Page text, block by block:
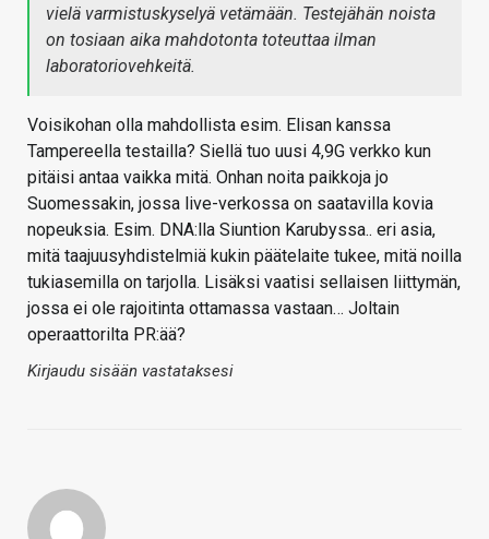
vielä varmistuskyselyä vetämään. Testejähän noista
on tosiaan aika mahdotonta toteuttaa ilman
laboratoriovehkeitä.
Voisikohan olla mahdollista esim. Elisan kanssa
Tampereella testailla? Siellä tuo uusi 4,9G verkko kun
pitäisi antaa vaikka mitä. Onhan noita paikkoja jo
Suomessakin, jossa live-verkossa on saatavilla kovia
nopeuksia. Esim. DNA:lla Siuntion Karubyssa.. eri asia,
mitä taajuusyhdistelmiä kukin päätelaite tukee, mitä noilla
tukiasemilla on tarjolla. Lisäksi vaatisi sellaisen liittymän,
jossa ei ole rajoitinta ottamassa vastaan… Joltain
operaattorilta PR:ää?
Kirjaudu sisään vastataksesi